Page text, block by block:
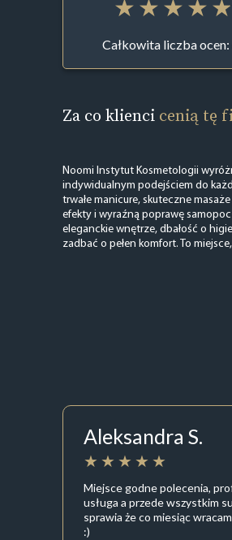
Całkowita liczba ocen:
Za co klienci cenią tę
Noomi Instytut Kosmetologii
indywidualnym podejściem do
trwałe manicure, skuteczne
efekty i wyraźną poprawę
eleganckie wnętrze, dbałość o
zadbać o pełen komfort. To
Aleksandra S.
Miejsce godne polecenia,
usługa a przede wszystkim
sprawia że co miesiąc
:)